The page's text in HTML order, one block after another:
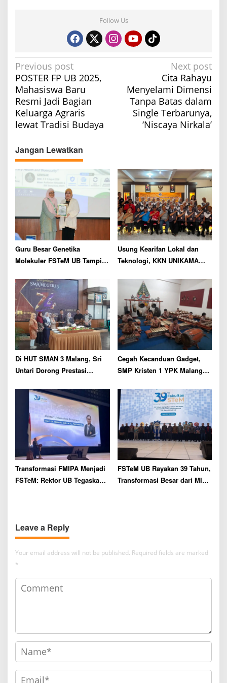
Follow Us
P
o
s
t
n
v
i
g
a
i
o
n
Previous post
POSTER FP UB 2025,
Mahasiswa Baru
Resmi Jadi Bagian
Keluarga Agraris
lewat Tradisi Budaya
Next post
Cita Rahayu
Menyelami Dimensi
Tanpa Batas dalam
Single Terbarunya,
‘Niscaya Nirkala’
Jangan Lewatkan
Guru Besar Genetika
Molekuler FSTeM UB Tampil
BISES UMT Terengganu
Malaysia
Usung Kearifan Lokal dan
Teknologi, KKN UNIKAMA
Sumberpasir Malang
Di HUT SMAN 3 Malang, Sri
Untari Dorong Prestasi
Guru
Cegah Kecanduan Gadget,
SMP Kristen 1 YPK Malang
Ekstrakurikuler Kerawitan
Transformasi FMIPA Menjadi
FSTeM: Rektor UB Tegaskan
FSTeM UB Rayakan 39 Tahun,
Transformasi Besar dari MIPA
Leave a Reply
Your email address will not be published. Required fields are marked
*